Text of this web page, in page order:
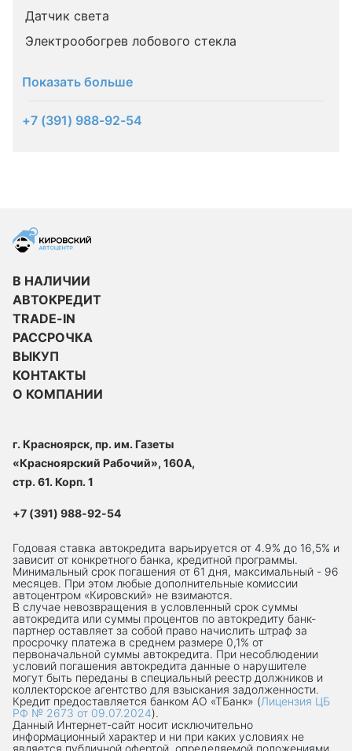
Датчик света
Электрообогрев лобового стекла
Показать больше
+7 (391) 988-92-54
В НАЛИЧИИ
АВТОКРЕДИТ
TRADE-IN
РАССРОЧКА
ВЫКУП
КОНТАКТЫ
О КОМПАНИИ
г. Красноярск, пр. им. Газеты
«Красноярский Рабочий», 160А,
стр. 61. Корп. 1
+7 (391) 988-92-54
Годовая ставка автокредита варьируется от 4.9% до 16,5% и
зависит от конкретного банка, кредитной программы.
Минимальный срок погашения от 61 дня, максимальный - 96
месяцев. При этом любые дополнительные комиссии
автоцентром «Кировский» не взимаются.
В случае невозвращения в условленный срок суммы
автокредита или суммы процентов по автокредиту банк-
партнер оставляет за собой право начислить штраф за
просрочку платежа в среднем размере 0,1% от
первоначальной суммы автокредита. При несоблюдении
условий погашения автокредита данные о нарушителе
могут быть переданы в специальный реестр должников и
коллекторское агентство для взыскания задолженности.
Кредит предоставляется банком АО «ТБанк» (Лицензия ЦБ
РФ № 2673 от 09.07.2024).
Данный Интернет-сaйт носит исключительно
информационный характер и ни при каких условиях не
является публичной офертой, определяемой положениями